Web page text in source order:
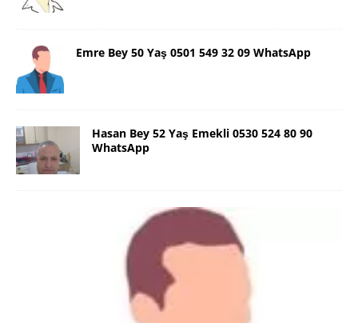
Emre Bey 50 Yaş 0501 549 32 09 WhatsApp
Hasan Bey 52 Yaş Emekli 0530 524 80 90
WhatsApp
Danimarka Mustafa Bey 45 Yaş +45
42 48 17 28 WhatsApp
Lütfen Danimarka dışı aramasın. Selam ben
Danimarka’dan Mustafa 45 yaşında, 1.88 boyunda,